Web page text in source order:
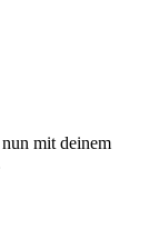
mit deinem